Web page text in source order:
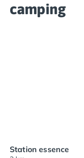
camping
Station essence